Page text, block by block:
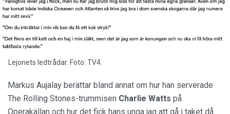
Lejonets ledtrådar. Foto: TV4.
Markus Aujalay berättar bland annat om hur han serverade
The Rolling Stones-trummisen Charlie Watts på
Operakällan och hur det fick hans unga jag att gå i taket då